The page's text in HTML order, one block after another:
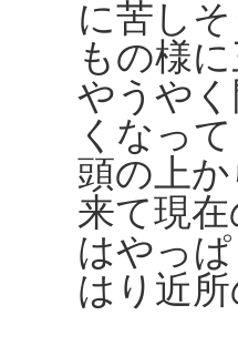
に苦し
もの様
やうや
くなっ
頭の上
来て現
はやっ
はり近